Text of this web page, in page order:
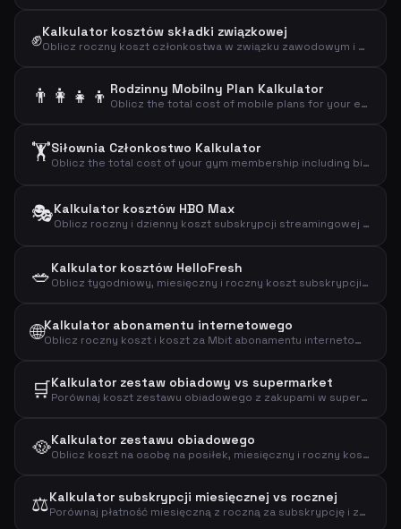
✊Kalkulator kosztów składki związkowej
Oblicz roczny koszt członkostwa w związku zawodowym i efektywny koszt po odliczeniu podatkowym.
👨‍👩‍👧‍👦 Rodzinny Mobilny Plan Kalkulator
Oblicz the total cost of mobile plans for your entire family including adults and children.
🏋️Siłownia Członkostwo Kalkulator
Oblicz the total cost of your gym membership including binding period and setup fees.
🎭Kalkulator kosztów HBO Max
Oblicz roczny i dzienny koszt subskrypcji streamingowej HBO Max.
🥗Kalkulator kosztów HelloFresh
Oblicz tygodniowy, miesięczny i roczny koszt subskrypcji HelloFresh na podstawie porcji i przepisów.
🌐Kalkulator abonamentu internetowego
Oblicz roczny koszt i koszt za Mbit abonamentu internetowego, aby efektywnie porównać plany szerokopasmowe.
🛒Kalkulator zestaw obiadowy vs supermarket
Porównaj koszt zestawu obiadowego z zakupami w supermarkecie, aby zobaczyć miesięczną i roczną różnicę.
🥘Kalkulator zestawu obiadowego
Oblicz koszt na osobę na posiłek, miesięczny i roczny koszt subskrypcji zestawu obiadowego.
⚖️Kalkulator subskrypcji miesięcznej vs rocznej
Porównaj płatność miesięczną z roczną za subskrypcję i zobacz, ile oszczędzasz z planem rocznym.